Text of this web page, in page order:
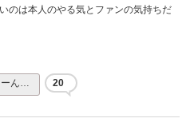
のは本人のやる気とファンの気持ちだ
ん… 20